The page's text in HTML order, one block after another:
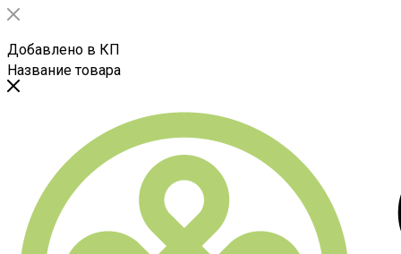
Добавлено в КП
Название товара